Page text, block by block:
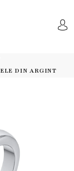
DIN ARGINT